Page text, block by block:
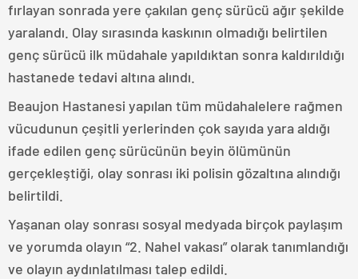
fırlayan sonrada yere çakılan genç sürücü ağır şekilde
yaralandı. Olay sırasında kaskının olmadığı belirtilen
genç sürücü ilk müdahale yapıldıktan sonra kaldırıldığı
hastanede tedavi altına alındı.
Beaujon Hastanesi yapılan tüm müdahalelere rağmen
vücudunun çeşitli yerlerinden çok sayıda yara aldığı
ifade edilen genç sürücünün beyin ölümünün
gerçekleştiği, olay sonrası iki polisin gözaltına alındığı
belirtildi.
Yaşanan olay sonrası sosyal medyada birçok paylaşım
ve yorumda olayın “2. Nahel vakası” olarak tanımlandığı
ve olayın aydınlatılması talep edildi.